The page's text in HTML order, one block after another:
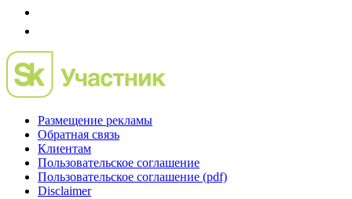
Размещение рекламы
Обратная связь